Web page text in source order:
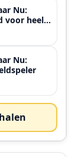
Nu:
voor heel
Nu: